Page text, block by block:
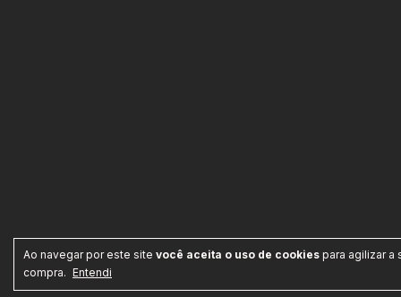
Ao navegar por este site você aceita o uso de cookies para agilizar a
compra. Entendi